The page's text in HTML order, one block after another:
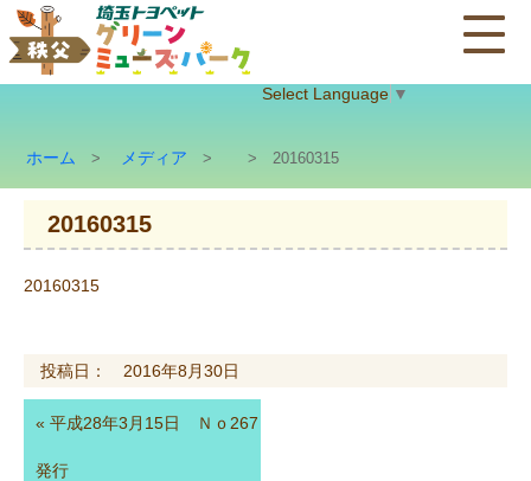
Select Language ▼
ホーム > メディア > > 20160315
20160315
20160315
投稿日： 2016年8月30日
« 平成28年3月15日 Ｎｏ267
発行